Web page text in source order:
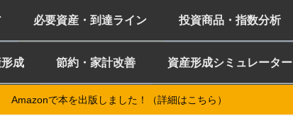
必要資産・到達ライン 投資商品・指数分析
成 節約・家計改善 資産形成シミュレーター
Amazonで本を出版しました！（詳細はこちら）